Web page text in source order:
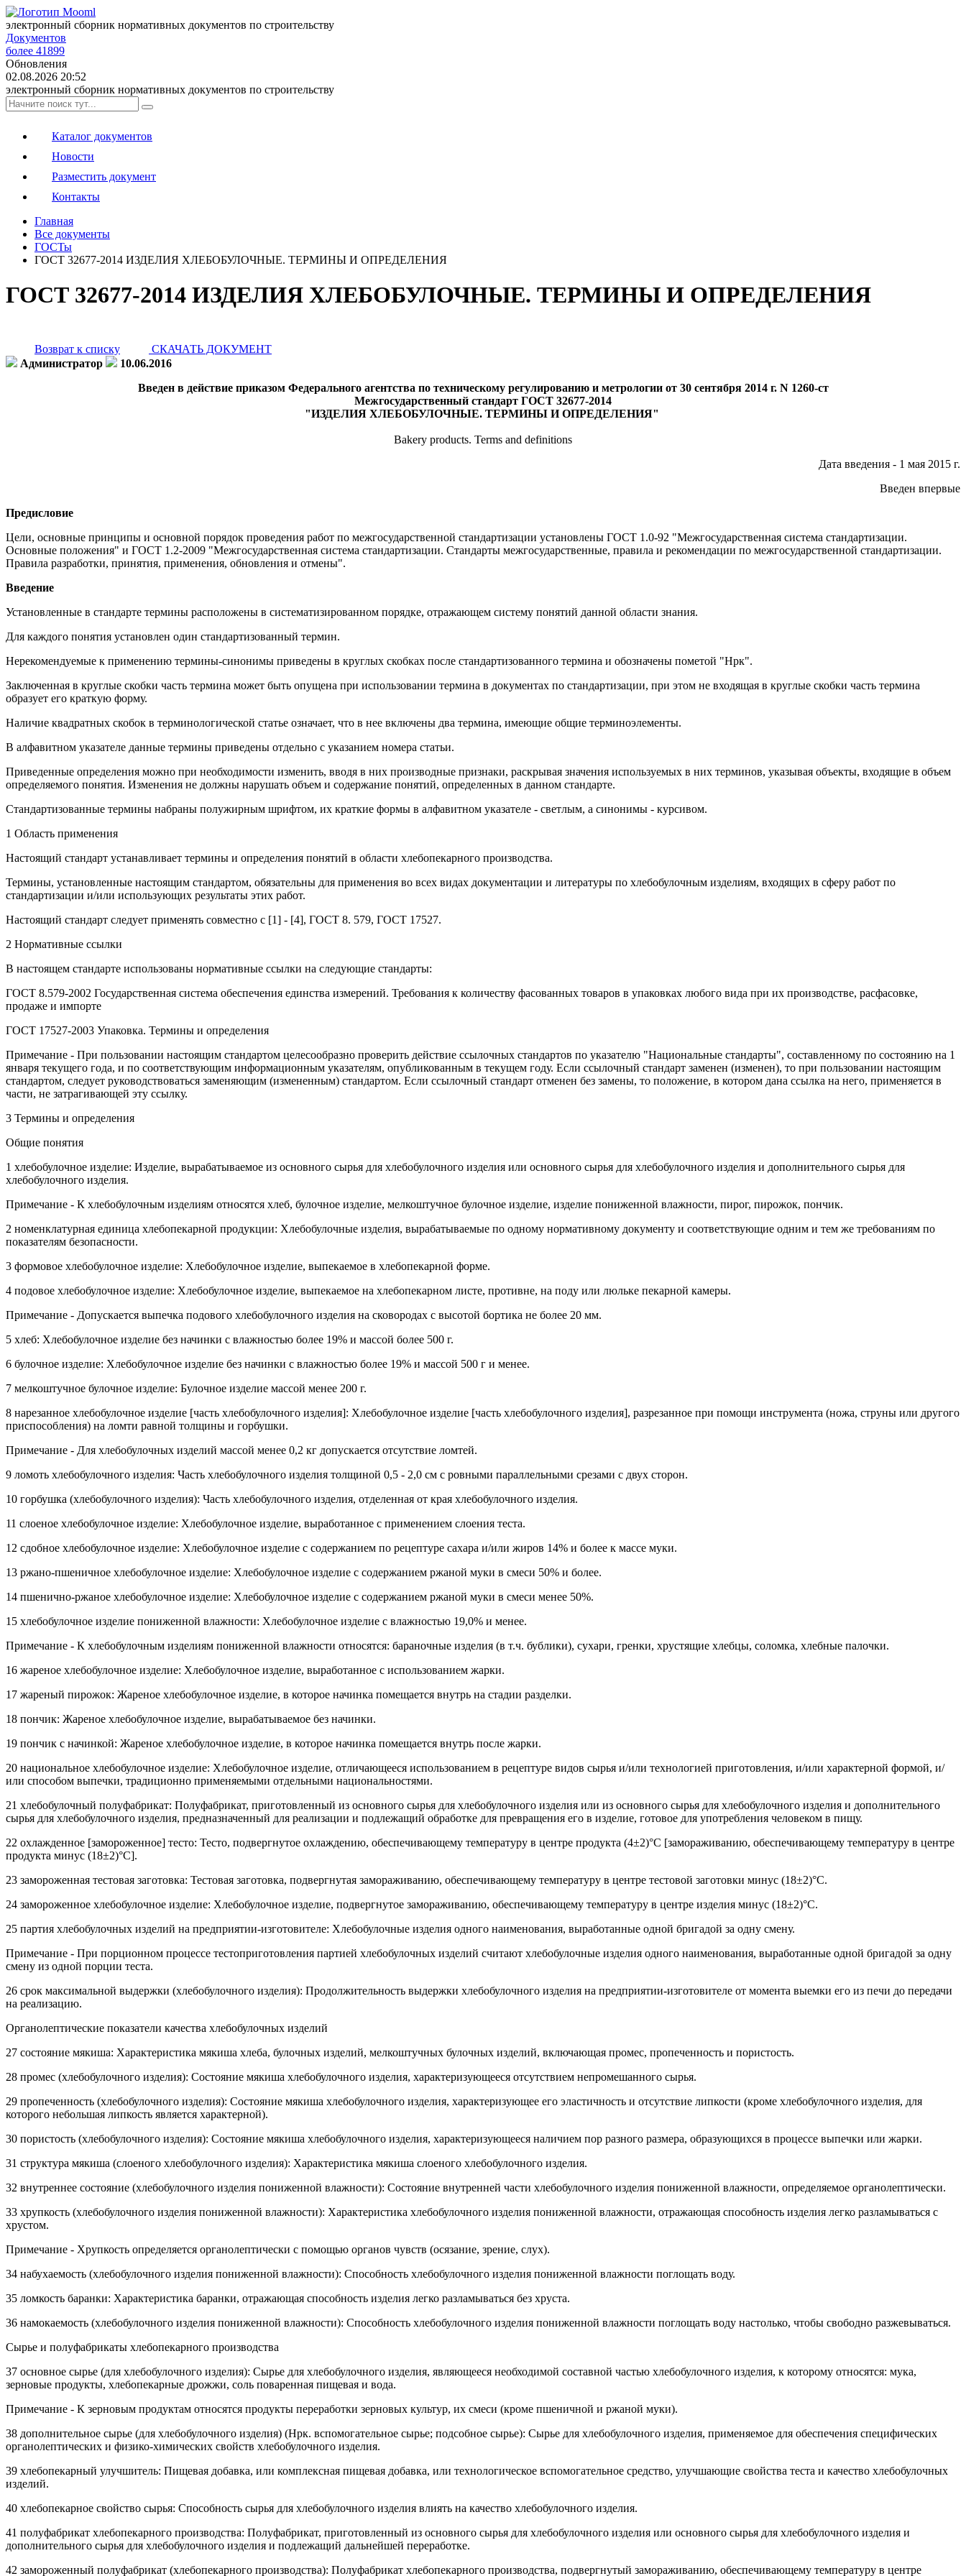
электронный сборник нормативных документов по строительству
Документов
более 41899
Обновления
02.08.2026 20:52
электронный сборник нормативных документов по строительству
Каталог документов
Новости
Разместить документ
Контакты
Главная
Все документы
ГОСТы
ГОСТ 32677-2014 ИЗДЕЛИЯ ХЛЕБОБУЛОЧНЫЕ. ТЕРМИНЫ И ОПРЕДЕЛЕНИЯ
ГОСТ 32677-2014 ИЗДЕЛИЯ ХЛЕБОБУЛОЧНЫЕ. ТЕРМИНЫ И ОПРЕДЕЛЕНИЯ
Возврат к списку
СКАЧАТЬ ДОКУМЕНТ
Администратор
10.06.2016
Введен в действие приказом Федерального агентства по техническому регулированию и метрологии от 30 сентября 2014 г. N 1260-ст
Межгосударственный стандарт ГОСТ 32677-2014
"ИЗДЕЛИЯ ХЛЕБОБУЛОЧНЫЕ. ТЕРМИНЫ И ОПРЕДЕЛЕНИЯ"
Bakery products. Terms and definitions
Дата введения - 1 мая 2015 г.
Введен впервые
Предисловие
Цели, основные принципы и основной порядок проведения работ по межгосударственной стандартизации установлены ГОСТ 1.0-92 "Межгосударственная система стандартизации.
Основные положения" и ГОСТ 1.2-2009 "Межгосударственная система стандартизации. Стандарты межгосударственные, правила и рекомендации по межгосударственной стандартизации.
Правила разработки, принятия, применения, обновления и отмены".
Введение
Установленные в стандарте термины расположены в систематизированном порядке, отражающем систему понятий данной области знания.
Для каждого понятия установлен один стандартизованный термин.
Нерекомендуемые к применению термины-синонимы приведены в круглых скобках после стандартизованного термина и обозначены пометой "Нрк".
Заключенная в круглые скобки часть термина может быть опущена при использовании термина в документах по стандартизации, при этом не входящая в круглые скобки часть термина
образует его краткую форму.
Наличие квадратных скобок в терминологической статье означает, что в нее включены два термина, имеющие общие терминоэлементы.
В алфавитном указателе данные термины приведены отдельно с указанием номера статьи.
Приведенные определения можно при необходимости изменить, вводя в них производные признаки, раскрывая значения используемых в них терминов, указывая объекты, входящие в объем
определяемого понятия. Изменения не должны нарушать объем и содержание понятий, определенных в данном стандарте.
Стандартизованные термины набраны полужирным шрифтом, их краткие формы в алфавитном указателе - светлым, а синонимы - курсивом.
1 Область применения
Настоящий стандарт устанавливает термины и определения понятий в области хлебопекарного производства.
Термины, установленные настоящим стандартом, обязательны для применения во всех видах документации и литературы по хлебобулочным изделиям, входящих в сферу работ по
стандартизации и/или использующих результаты этих работ.
Настоящий стандарт следует применять совместно с [1] - [4], ГОСТ 8. 579, ГОСТ 17527.
2 Нормативные ссылки
В настоящем стандарте использованы нормативные ссылки на следующие стандарты:
ГОСТ 8.579-2002 Государственная система обеспечения единства измерений. Требования к количеству фасованных товаров в упаковках любого вида при их производстве, расфасовке,
продаже и импорте
ГОСТ 17527-2003 Упаковка. Термины и определения
Примечание - При пользовании настоящим стандартом целесообразно проверить действие ссылочных стандартов по указателю "Национальные стандарты", составленному по состоянию на 1
января текущего года, и по соответствующим информационным указателям, опубликованным в текущем году. Если ссылочный стандарт заменен (изменен), то при пользовании настоящим
стандартом, следует руководствоваться заменяющим (измененным) стандартом. Если ссылочный стандарт отменен без замены, то положение, в котором дана ссылка на него, применяется в
части, не затрагивающей эту ссылку.
3 Термины и определения
Общие понятия
1 хлебобулочное изделие: Изделие, вырабатываемое из основного сырья для хлебобулочного изделия или основного сырья для хлебобулочного изделия и дополнительного сырья для
хлебобулочного изделия.
Примечание - К хлебобулочным изделиям относятся хлеб, булочное изделие, мелкоштучное булочное изделие, изделие пониженной влажности, пирог, пирожок, пончик.
2 номенклатурная единица хлебопекарной продукции: Хлебобулочные изделия, вырабатываемые по одному нормативному документу и соответствующие одним и тем же требованиям по
показателям безопасности.
3 формовое хлебобулочное изделие: Хлебобулочное изделие, выпекаемое в хлебопекарной форме.
4 подовое хлебобулочное изделие: Хлебобулочное изделие, выпекаемое на хлебопекарном листе, противне, на поду или люльке пекарной камеры.
Примечание - Допускается выпечка подового хлебобулочного изделия на сковородах с высотой бортика не более 20 мм.
5 хлеб: Хлебобулочное изделие без начинки с влажностью более 19% и массой более 500 г.
6 булочное изделие: Хлебобулочное изделие без начинки с влажностью более 19% и массой 500 г и менее.
7 мелкоштучное булочное изделие: Булочное изделие массой менее 200 г.
8 нарезанное хлебобулочное изделие [часть хлебобулочного изделия]: Хлебобулочное изделие [часть хлебобулочного изделия], разрезанное при помощи инструмента (ножа, струны или другого
приспособления) на ломти равной толщины и горбушки.
Примечание - Для хлебобулочных изделий массой менее 0,2 кг допускается отсутствие ломтей.
9 ломоть хлебобулочного изделия: Часть хлебобулочного изделия толщиной 0,5 - 2,0 см с ровными параллельными срезами с двух сторон.
10 горбушка (хлебобулочного изделия): Часть хлебобулочного изделия, отделенная от края хлебобулочного изделия.
11 слоеное хлебобулочное изделие: Хлебобулочное изделие, выработанное с применением слоения теста.
12 сдобное хлебобулочное изделие: Хлебобулочное изделие с содержанием по рецептуре сахара и/или жиров 14% и более к массе муки.
13 ржано-пшеничное хлебобулочное изделие: Хлебобулочное изделие с содержанием ржаной муки в смеси 50% и более.
14 пшенично-ржаное хлебобулочное изделие: Хлебобулочное изделие с содержанием ржаной муки в смеси менее 50%.
15 хлебобулочное изделие пониженной влажности: Хлебобулочное изделие с влажностью 19,0% и менее.
Примечание - К хлебобулочным изделиям пониженной влажности относятся: бараночные изделия (в т.ч. бублики), сухари, гренки, хрустящие хлебцы, соломка, хлебные палочки.
16 жареное хлебобулочное изделие: Хлебобулочное изделие, выработанное с использованием жарки.
17 жареный пирожок: Жареное хлебобулочное изделие, в которое начинка помещается внутрь на стадии разделки.
18 пончик: Жареное хлебобулочное изделие, вырабатываемое без начинки.
19 пончик с начинкой: Жареное хлебобулочное изделие, в которое начинка помещается внутрь после жарки.
20 национальное хлебобулочное изделие: Хлебобулочное изделие, отличающееся использованием в рецептуре видов сырья и/или технологией приготовления, и/или характерной формой, и/
или способом выпечки, традиционно применяемыми отдельными национальностями.
21 хлебобулочный полуфабрикат: Полуфабрикат, приготовленный из основного сырья для хлебобулочного изделия или из основного сырья для хлебобулочного изделия и дополнительного
сырья для хлебобулочного изделия, предназначенный для реализации и подлежащий обработке для превращения его в изделие, готовое для употребления человеком в пищу.
22 охлажденное [замороженное] тесто: Тесто, подвергнутое охлаждению, обеспечивающему температуру в центре продукта (4±2)°С [замораживанию, обеспечивающему температуру в центре
продукта минус (18±2)°С].
23 замороженная тестовая заготовка: Тестовая заготовка, подвергнутая замораживанию, обеспечивающему температуру в центре тестовой заготовки минус (18±2)°С.
24 замороженное хлебобулочное изделие: Хлебобулочное изделие, подвергнутое замораживанию, обеспечивающему температуру в центре изделия минус (18±2)°С.
25 партия хлебобулочных изделий на предприятии-изготовителе: Хлебобулочные изделия одного наименования, выработанные одной бригадой за одну смену.
Примечание - При порционном процессе тестоприготовления партией хлебобулочных изделий считают хлебобулочные изделия одного наименования, выработанные одной бригадой за одну
смену из одной порции теста.
26 срок максимальной выдержки (хлебобулочного изделия): Продолжительность выдержки хлебобулочного изделия на предприятии-изготовителе от момента выемки его из печи до передачи
на реализацию.
Органолептические показатели качества хлебобулочных изделий
27 состояние мякиша: Характеристика мякиша хлеба, булочных изделий, мелкоштучных булочных изделий, включающая промес, пропеченность и пористость.
28 промес (хлебобулочного изделия): Состояние мякиша хлебобулочного изделия, характеризующееся отсутствием непромешанного сырья.
29 пропеченность (хлебобулочного изделия): Состояние мякиша хлебобулочного изделия, характеризующее его эластичность и отсутствие липкости (кроме хлебобулочного изделия, для
которого небольшая липкость является характерной).
30 пористость (хлебобулочного изделия): Состояние мякиша хлебобулочного изделия, характеризующееся наличием пор разного размера, образующихся в процессе выпечки или жарки.
31 структура мякиша (слоеного хлебобулочного изделия): Характеристика мякиша слоеного хлебобулочного изделия.
32 внутреннее состояние (хлебобулочного изделия пониженной влажности): Состояние внутренней части хлебобулочного изделия пониженной влажности, определяемое органолептически.
33 хрупкость (хлебобулочного изделия пониженной влажности): Характеристика хлебобулочного изделия пониженной влажности, отражающая способность изделия легко разламываться с
хрустом.
Примечание - Хрупкость определяется органолептически с помощью органов чувств (осязание, зрение, слух).
34 набухаемость (хлебобулочного изделия пониженной влажности): Способность хлебобулочного изделия пониженной влажности поглощать воду.
35 ломкость баранки: Характеристика баранки, отражающая способность изделия легко разламываться без хруста.
36 намокаемость (хлебобулочного изделия пониженной влажности): Способность хлебобулочного изделия пониженной влажности поглощать воду настолько, чтобы свободно разжевываться.
Сырье и полуфабрикаты хлебопекарного производства
37 основное сырье (для хлебобулочного изделия): Сырье для хлебобулочного изделия, являющееся необходимой составной частью хлебобулочного изделия, к которому относятся: мука,
зерновые продукты, хлебопекарные дрожжи, соль поваренная пищевая и вода.
Примечание - К зерновым продуктам относятся продукты переработки зерновых культур, их смеси (кроме пшеничной и ржаной муки).
38 дополнительное сырье (для хлебобулочного изделия) (Нрк. вспомогательное сырье; подсобное сырье): Сырье для хлебобулочного изделия, применяемое для обеспечения специфических
органолептических и физико-химических свойств хлебобулочного изделия.
39 хлебопекарный улучшитель: Пищевая добавка, или комплексная пищевая добавка, или технологическое вспомогательное средство, улучшающие свойства теста и качество хлебобулочных
изделий.
40 хлебопекарное свойство сырья: Способность сырья для хлебобулочного изделия влиять на качество хлебобулочного изделия.
41 полуфабрикат хлебопекарного производства: Полуфабрикат, приготовленный из основного сырья для хлебобулочного изделия или основного сырья для хлебобулочного изделия и
дополнительного сырья для хлебобулочного изделия и подлежащий дальнейшей переработке.
42 замороженный полуфабрикат (хлебопекарного производства): Полуфабрикат хлебопекарного производства, подвергнутый замораживанию, обеспечивающему температуру в центре